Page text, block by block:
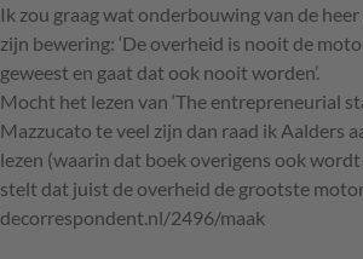
Ik zou graag wat onderbouwing van de
zijn bewering: ‘De overheid is nooit de
geweest en gaat dat ook nooit worden’.
Mocht het lezen van ‘The entrepreneurial
Mazzucato te veel zijn dan raad ik Aalders
lezen (waarin dat boek overigens ook
stelt dat juist de overheid de grootste
decorrespondent.nl/2496/maak